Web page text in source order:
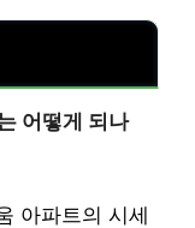
어떻게 되나
아파트의 시세